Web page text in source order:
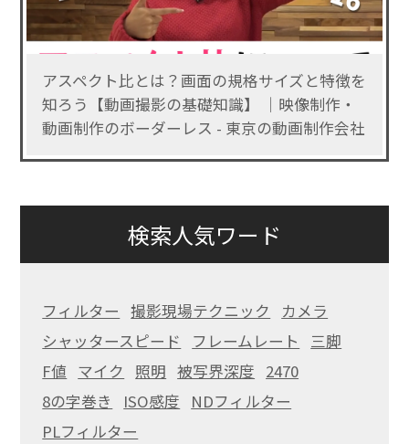
アスペクト比とは？画面の規格サイズと特徴を
知ろう【動画撮影の基礎知識】 ｜映像制作・
動画制作のボーダーレス - 東京の動画制作会社
検索人気ワード
フィルター 撮影現場テクニック
カメラ
シャッタースピード
フレームレート
三脚
F値 マイク 照明 被写界深度 2470
8の字巻き
ISO感度
NDフィルター
PLフィルター